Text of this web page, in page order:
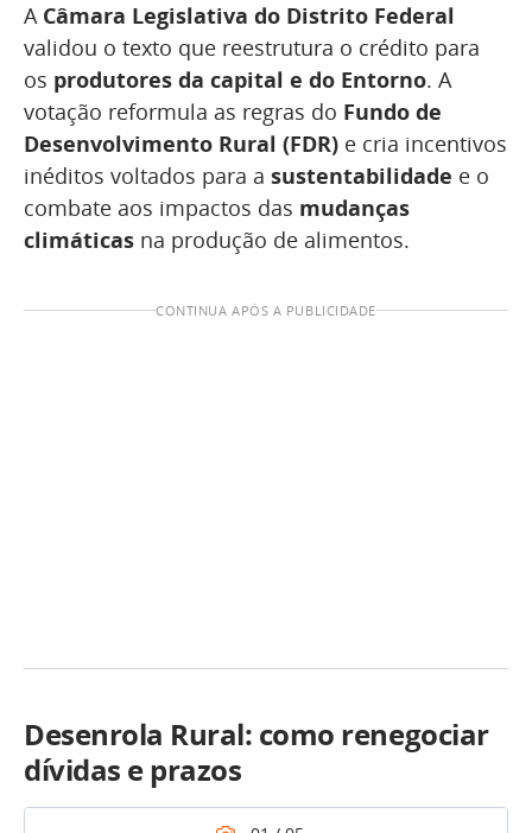
A Câmara Legislativa do Distrito Federal
validou o texto que reestrutura o crédito para
os produtores da capital e do Entorno. A
votação reformula as regras do Fundo de
Desenvolvimento Rural (FDR) e cria incentivos
inéditos voltados para a sustentabilidade e o
combate aos impactos das mudanças
climáticas na produção de alimentos.
CONTINUA APÓS A PUBLICIDADE
Desenrola Rural: como renegociar
dívidas e prazos